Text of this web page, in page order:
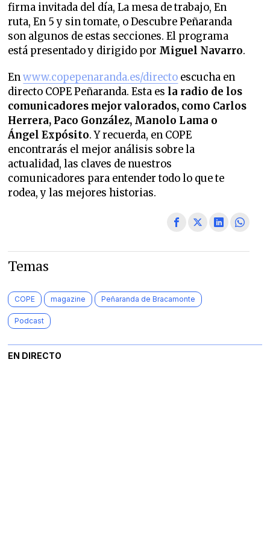
firma invitada del día, La mesa de trabajo, En
ruta, En 5 y sin tomate, o Descubre Peñaranda
son algunos de estas secciones. El programa
está presentado y dirigido por Miguel Navarro.
Enwww.copepenaranda.es/directo escucha en
directo COPE Peñaranda. Esta es la radio de los
comunicadores mejor valorados, como Carlos
Herrera, Paco González, Manolo Lama o
Ángel Expósito. Y recuerda, en COPE
encontrarás el mejor análisis sobre la
actualidad, las claves de nuestros
comunicadores para entender todo lo que te
rodea, y las mejores historias.
Temas
COPE magazine Peñaranda de Bracamonte
Podcast
EN DIRECTO